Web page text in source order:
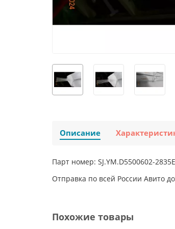
Описание
Парт номер: SJ.YM.D5500602-
Отправка по всей России Авито
Похожие товары